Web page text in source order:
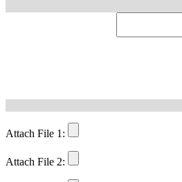
Attach File 1:
Attach File 2: